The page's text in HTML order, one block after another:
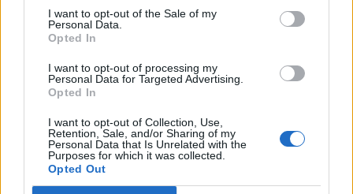
I want to opt-out of the Sale of my
Personal Data.
Opted In
I want to opt-out of processing my
Personal Data for Targeted Advertising.
Opted In
I want to opt-out of Collection, Use,
Retention, Sale, and/or Sharing of my
Personal Data that Is Unrelated with the
Purposes for which it was collected.
Opted Out
Κέντρο Βοήθειας
Υπηρεσίες υποψηφίων
Καταχώρηση Online Βιογραφικού
Συμβουλές Καριέρας
HR corner